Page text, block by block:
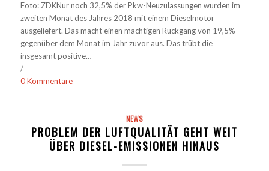
Foto: ZDKNur noch 32,5% der Pkw-Neuzulassungen wurden im
zweiten Monat des Jahres 2018 mit einem Dieselmotor
ausgeliefert. Das macht einen mächtigen Rückgang von 19,5%
gegenüber dem Monat im Jahr zuvor aus. Das trübt die
insgesamt positive…
/
0 Kommentare
NEWS
PROBLEM DER LUFTQUALITÄT GEHT WEIT
ÜBER DIESEL-EMISSIONEN HINAUS